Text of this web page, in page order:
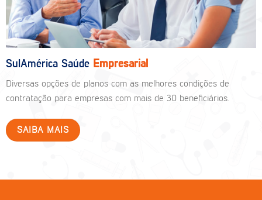
SulAmérica Saúde Empresarial
Diversas opções de planos com as melhores condições de
contratação para empresas com mais de 30 beneficiários.
SAIBA MAIS